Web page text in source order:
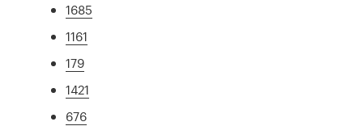
1685
1161
179
1421
676